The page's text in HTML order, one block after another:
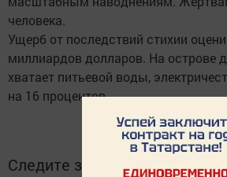
человека.
Ущерб от последствий стихии
миллиардов долларов. На острове
хватает питьевой воды,
на 16 процентов.
Следите за самым важным